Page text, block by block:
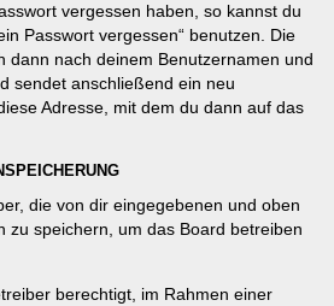
vergessen haben, so kannst du
Passwort vergessen“ benutzen. Die
dann nach deinem Benutzernamen und
sendet anschließend ein neu
Adresse, mit dem du dann auf das
die von dir eingegebenen und oben
zu speichern, um das Board betreiben
berechtigt, im Rahmen einer